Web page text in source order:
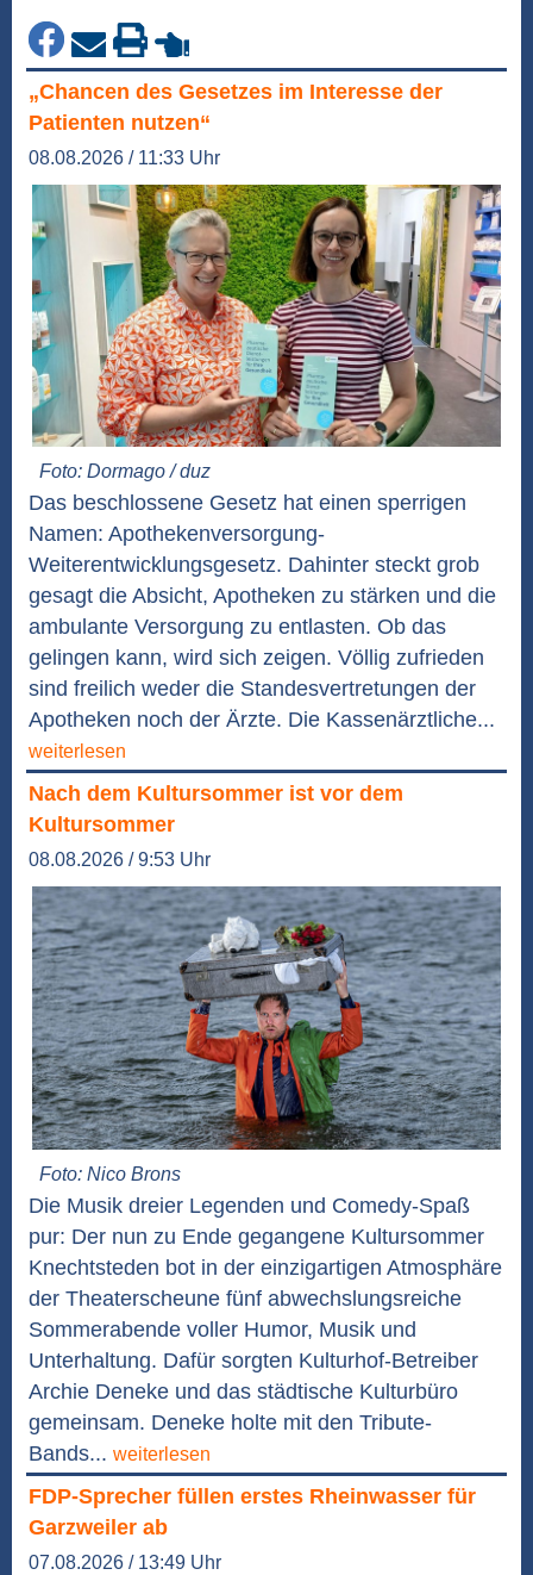
„Chancen des Gesetzes im Interesse der
Patienten nutzen“
08.08.2026 / 11:33 Uhr
Foto: Dormago / duz
Das beschlossene Gesetz hat einen sperrigen
Namen: Apothekenversorgung-
Weiterentwicklungsgesetz. Dahinter steckt grob
gesagt die Absicht, Apotheken zu stärken und die
ambulante Versorgung zu entlasten. Ob das
gelingen kann, wird sich zeigen. Völlig zufrieden
sind freilich weder die Standesvertretungen der
Apotheken noch der Ärzte. Die Kassenärztliche...
weiterlesen
Nach dem Kultursommer ist vor dem
Kultursommer
08.08.2026 / 9:53 Uhr
Foto: Nico Brons
Die Musik dreier Legenden und Comedy-Spaß
pur: Der nun zu Ende gegangene Kultursommer
Knechtsteden bot in der einzigartigen Atmosphäre
der Theaterscheune fünf abwechslungsreiche
Sommerabende voller Humor, Musik und
Unterhaltung. Dafür sorgten Kulturhof-Betreiber
Archie Deneke und das städtische Kulturbüro
gemeinsam. Deneke holte mit den Tribute-
Bands... weiterlesen
FDP-Sprecher füllen erstes Rheinwasser für
Garzweiler ab
07.08.2026 / 13:49 Uhr